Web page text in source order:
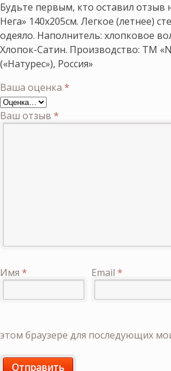
Будьте первым, кто оставил отзыв
Нега» 140х205см. Легкое (летнее)
одеяло. Наполнитель: хлопковое
Хлопок-Сатин. Производство: ТМ
(«Натурес»), Россия»
Ваша оценка *
Ваш отзыв *
Имя * Email *
этом браузере для последующих